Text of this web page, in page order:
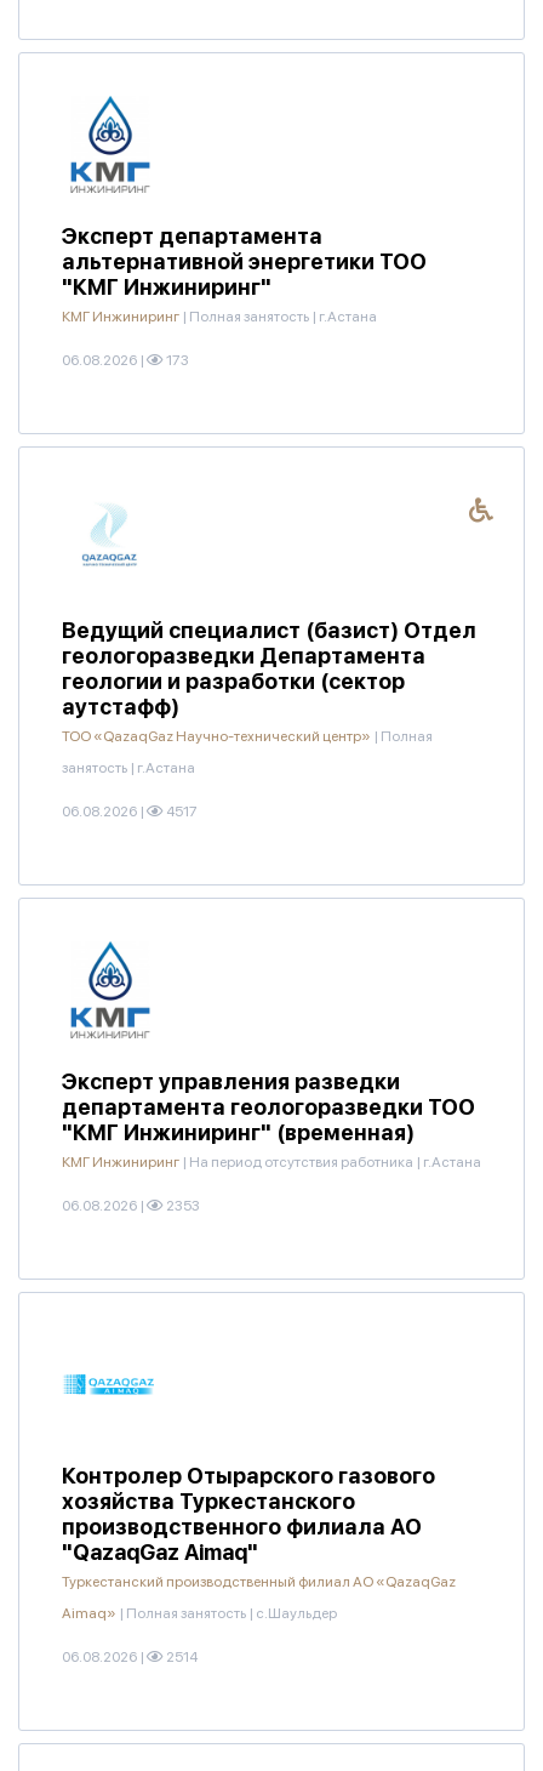
Эксперт департамента
альтернативной энергетики ТОО
"КМГ Инжиниринг"
КМГ Инжиниринг | Полная занятость | г.Астана
06.08.2026 | 173
Ведущий специалист (базист) Отдел
геологоразведки Департамента
геологии и разработки (сектор
аутстафф)
ТОО «QazaqGaz Научно-технический центр» | Полная
занятость | г.Астана
06.08.2026 | 4517
Эксперт управления разведки
департамента геологоразведки ТОО
"КМГ Инжиниринг" (временная)
КМГ Инжиниринг | На период отсутствия работника | г.Астана
06.08.2026 | 2353
Контролер Отырарского газового
хозяйства Туркестанского
производственного филиала АО
"QazaqGaz Aimaq"
Туркестанский производственный филиал АО «QazaqGaz
Aimaq» | Полная занятость | с.Шаульдер
06.08.2026 | 2514